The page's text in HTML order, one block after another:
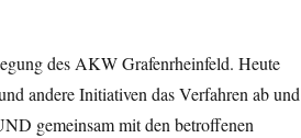
des AKW Grafenrheinfeld. Heute
andere Initiativen das Verfahren ab und
gemeinsam mit den betroffenen